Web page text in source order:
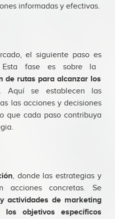
informadas y efectivas.
el siguiente paso es
Esta fase es sobre la
de rutas para alcanzar los
Aquí se establecen las
las acciones y decisiones
que cada paso contribuya
, donde las estrategias y
acciones concretas. Se
actividades de marketing
los objetivos específicos